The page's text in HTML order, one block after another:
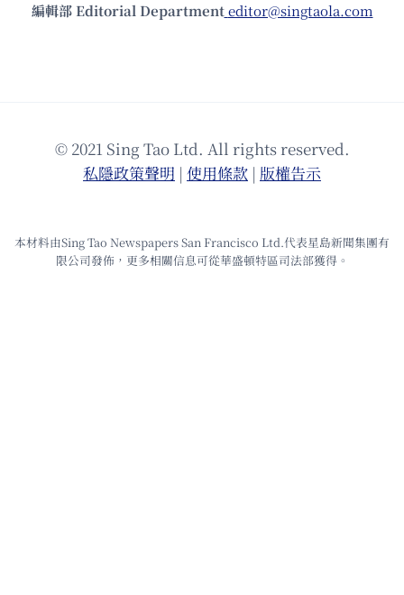
編輯部 Editorial Department editor@singtaola.com
© 2021 Sing Tao Ltd. All rights reserved.
私隱政策聲明 | 使⽤條款 | 版權告⽰
本材料由Sing Tao Newspapers San Francisco Ltd.代表星島新聞集團有
限公司發佈，更多相關信息可從華盛頓特區司法部獲得。